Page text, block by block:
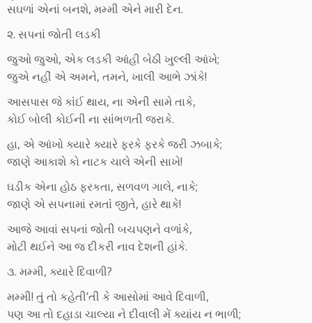
સઘળાં એનાં બનશે, મમ્મી એને મારી દેન.
૨. સપનાં જોતી લડકી
જુઓ જુઓ, એક લડકી આંંહી બેઠી ખુલ્લી આંખે;
જુએ નહીં એ અમને, તમને, ખાલી આભે ઝાંકે!
આસપાસ જે કાંંઈ થાય, ના એની સામે તાકે,
કોઈ બોલી કોઈની ના સાંંભળતી જરાકે.
હા, એ આંખો ક્યારે ક્યારે ફરકે ફરકે જરી ઝબાકે;
જાણે આકાશે કો નાટક ચાલે એની સાખે!
ઘડીક એના હોઠ ફરકતા, સળવળ ગાલે, નાકે;
જાણે એ સપનામાં રમતાંં જીતે, હારે થાકે!
આજે આવાં સપનાં જોતી બચપણને વળાંંકે,
મોટી થઈને આ જ દીકરી નાવ દેશની હાંકે.
૩. મમ્મી, ક્યારે દિવાળી?
મમ્મી! તું તો કહેતી’તી કે આસોમાં આવે દિવાળી,
પણ આ તો દહાડા ચાલ્યા ને દીવાલી મેં ક્યાંય ન ભાળી;